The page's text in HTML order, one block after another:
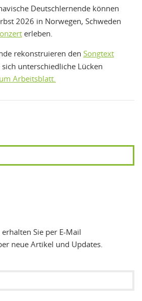
Deutschlernende können
2026 in Norwegen, Schweden
erleben.
rekonstruieren den Songtext
unterschiedliche Lücken
Arbeitsblatt.
Sie per E-Mail
neue Artikel und Updates.